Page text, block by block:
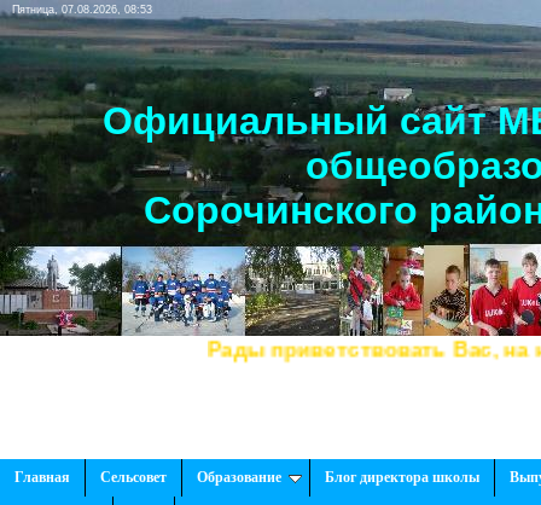
Пятница, 07.08.2026, 08:53
Официальный сайт
Сорочинского
Рады приветствовать Вас, на нашем
Главная Сельсовет Образование Блог директора школы